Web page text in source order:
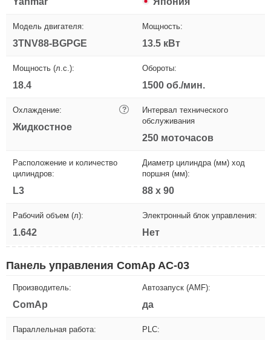
Модель двигателя:
3TNV88-BGPGE
Мощность:
13.5 кВт
Мощность (л.с.):
18.4
Обороты:
1500 об./мин.
Охлаждение: ?
Жидкостное
Интервал технического
обслуживания
250 моточасов
Расположение и количество
цилиндров:
L3
Диаметр цилиндра (мм) ход
поршня (мм):
88 х 90
Рабочий объем (л):
1.642
Электронный блок управления:
Нет
Панель управления ComAp AC-03
Производитель:
ComAp
Автозапуск (AMF):
да
Параллельная работа: PLC: